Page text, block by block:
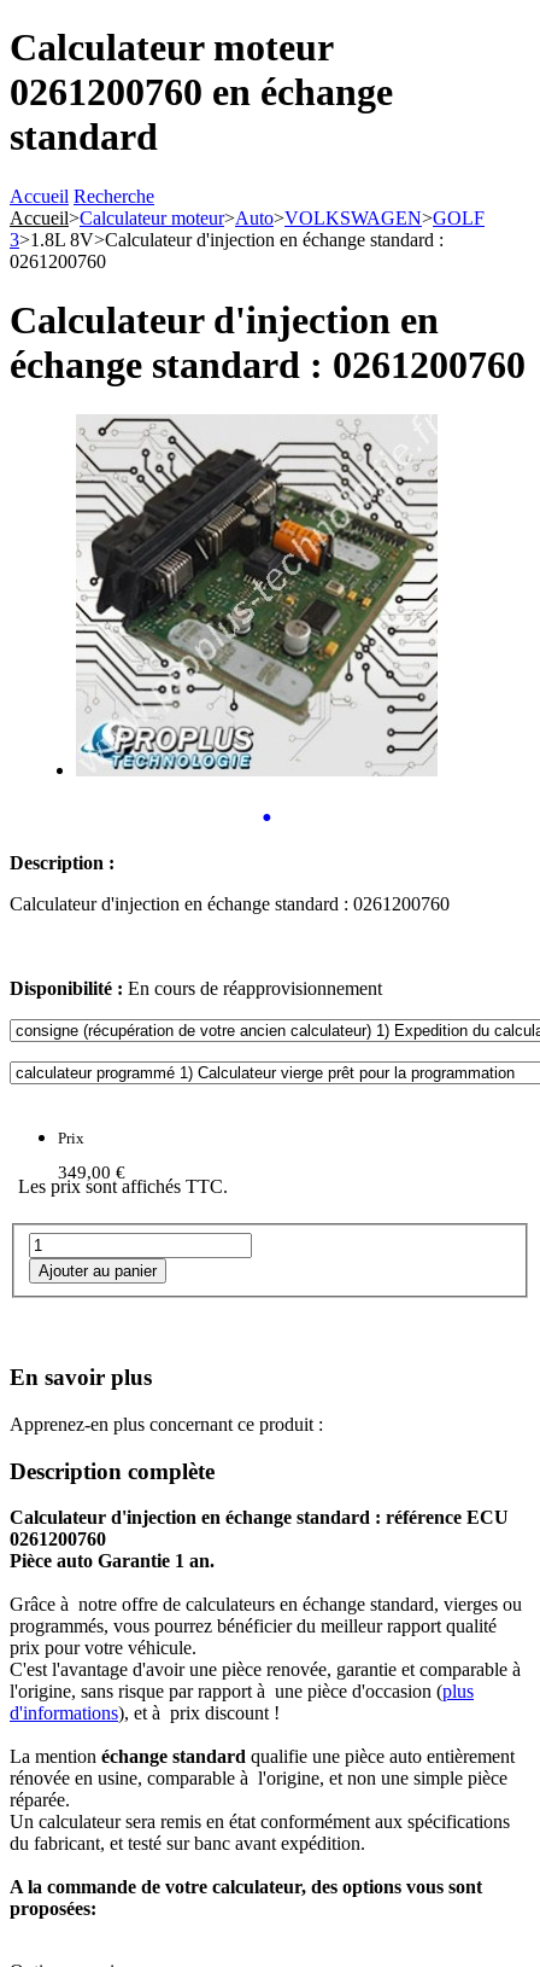
Calculateur moteur
0261200760 en échange
standard
Accueil Recherche
Accueil>Calculateur moteur>Auto>VOLKSWAGEN>GOLF
3>1.8L 8V>Calculateur d'injection en échange standard :
0261200760
Calculateur d'injection en
échange standard : 0261200760
•
Description :
Calculateur d'injection en échange standard : 0261200760
Disponibilité : En cours de réapprovisionnement
Prix
349,00 €
Les prix sont affichés TTC.
En savoir plus
Apprenez-en plus concernant ce produit :
Description complète
Calculateur d'injection en échange standard : référence ECU
0261200760
Pièce auto Garantie 1 an.
Grâce à notre offre de calculateurs en échange standard, vierges ou
programmés, vous pourrez bénéficier du meilleur rapport qualité
prix pour votre véhicule.
C'est l'avantage d'avoir une pièce renovée, garantie et comparable à
l'origine, sans risque par rapport à une pièce d'occasion (plus
d'informations), et à prix discount !
La mention échange standard qualifie une pièce auto entièrement
rénovée en usine, comparable à l'origine, et non une simple pièce
réparée.
Un calculateur sera remis en état conformément aux spécifications
du fabricant, et testé sur banc avant expédition.
A la commande de votre calculateur, des options vous sont
proposées: